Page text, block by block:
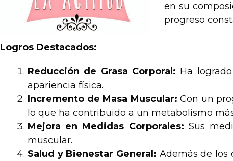
en su
progreso
Logros Destacados:
Reducción de Grasa Corporal: Ha
apariencia física.
Incremento de Masa Muscular: Con un
lo que ha contribuido a un metabolismo
Mejora en Medidas Corporales: Sus
muscular.
Salud y Bienestar General: Además de los